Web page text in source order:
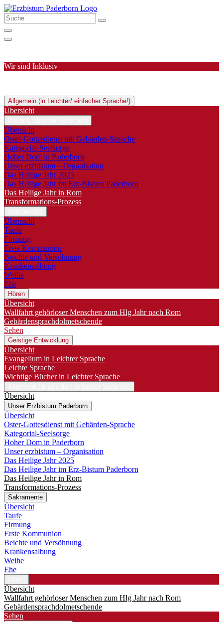
Wir sind Inklusiv
Allgemein (in Leichter/ einfacher Sprache!)
Übersicht
Übersicht
Oster-Gottesdienst mit Gebärden-Sprache
Kategorial-Seelsorge
Hoher Dom in Paderborn
Unser erzbistum – Organisation
Das Heilige Jahr 2025
Das Heilige Jahr im Erz-Bistum Paderborn
Das Heilige Jahr in Rom
Transformations-Prozess
Übersicht
Taufe
Firmung
Erste Kommunion
Beichte und Versöhnung
Krankensalbung
Weihe
Ehe
Hören
Übersicht
Wallfahrt gehörloser Menschen zum Hlg Jahr nach Rom
Gebärdensprachdolmetschende
Sehen
Geistige Entwicklung
Übersicht
Evangelium in Leichter Sprache
Leichte Sprache
Wichtige Bücher in Leichter Sprache
Übersicht
Unser Erzbistum Paderborn
Übersicht
Oster-Gottesdienst mit Gebärden-Sprache
Kategorial-Seelsorge
Hoher Dom in Paderborn
Unser erzbistum – Organisation
Das Heilige Jahr 2025
Das Heilige Jahr im Erz-Bistum Paderborn
Das Heilige Jahr in Rom
Transformations-Prozess
Sakramente
Übersicht
Taufe
Firmung
Erste Kommunion
Beichte und Versöhnung
Krankensalbung
Weihe
Ehe
Übersicht
Wallfahrt gehörloser Menschen zum Hlg Jahr nach Rom
Gebärdensprachdolmetschende
Sehen